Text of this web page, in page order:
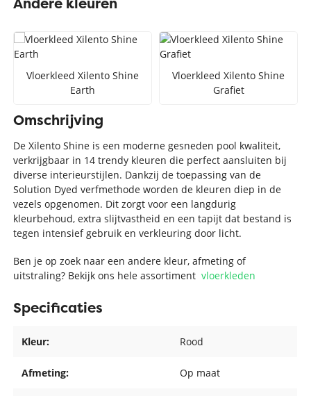
Vloerkleed Xilento Shine
Earth
Vloerkleed Xilento Shine
Grafiet
Omschrijving
De Xilento Shine is een moderne gesneden pool kwaliteit,
verkrijgbaar in 14 trendy kleuren die perfect aansluiten bij
diverse interieurstijlen. Dankzij de toepassing van de
Solution Dyed verfmethode worden de kleuren diep in de
vezels opgenomen. Dit zorgt voor een langdurig
kleurbehoud, extra slijtvastheid en een tapijt dat bestand is
tegen intensief gebruik en verkleuring door licht.
Ben je op zoek naar een andere kleur, afmeting of
uitstraling? Bekijk ons hele assortimentvloerkleden
Specificaties
Kleur: Rood
Afmeting: Op maat